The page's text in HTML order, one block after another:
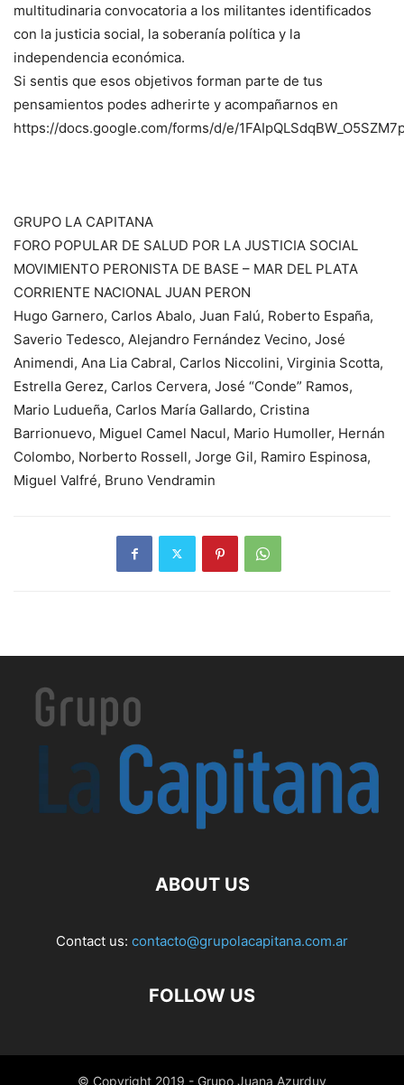
multitudinaria convocatoria a los militantes identificados
con la justicia social, la soberanía política y la
independencia económica.
Si sentis que esos objetivos forman parte de tus
pensamientos podes adherirte y acompañarnos en
https://docs.google.com/forms/d/e/
GRUPO LA CAPITANA
FORO POPULAR DE SALUD POR LA JUSTICIA SOCIAL
MOVIMIENTO PERONISTA DE BASE – MAR DEL PLATA
CORRIENTE NACIONAL JUAN PERON
Hugo Garnero, Carlos Abalo, Juan Falú, Roberto España,
Saverio Tedesco, Alejandro Fernández Vecino, José
Animendi, Ana Lia Cabral, Carlos Niccolini, Virginia Scotta,
Estrella Gerez, Carlos Cervera, José “Conde” Ramos,
Mario Ludueña, Carlos María Gallardo, Cristina
Barrionuevo, Miguel Camel Nacul, Mario Humoller, Hernán
Colombo, Norberto Rossell, Jorge Gil, Ramiro Espinosa,
Miguel Valfré, Bruno Vendramin
ABOUT US
Contact us: contacto@grupolacapitana.com.ar
FOLLOW US
© Copyright 2019 - Grupo Juana Azurduy